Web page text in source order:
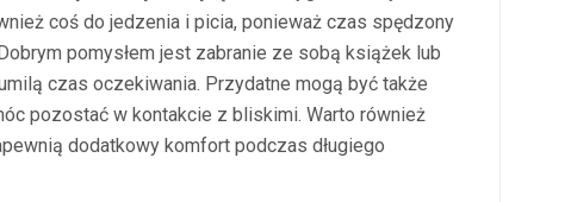
coś do jedzenia i picia, ponieważ czas spędzony
pomysłem jest zabranie ze sobą książek lub
czas oczekiwania. Przydatne mogą być także
pozostać w kontakcie z bliskimi. Warto również
dodatkowy komfort podczas długiego